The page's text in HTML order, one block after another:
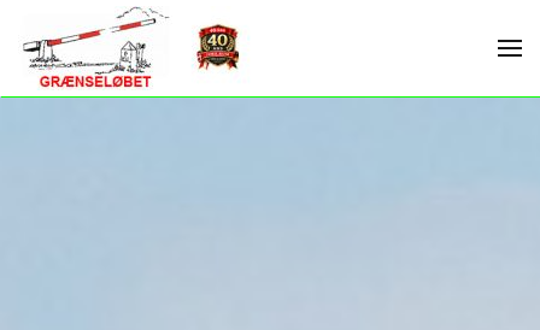
Skip to main content